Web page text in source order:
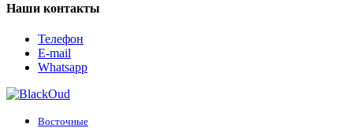
Наши контакты
Телефон
E-mail
Whatsapp
Восточные